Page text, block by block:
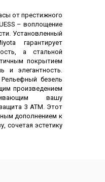
от престижного
– воплощение
Установленный
гарантирует
а стальной
покрытием
и элегантность.
безель
произведением
вашу
3 АТМ. Этот
дополнением к
сочетая эстетику